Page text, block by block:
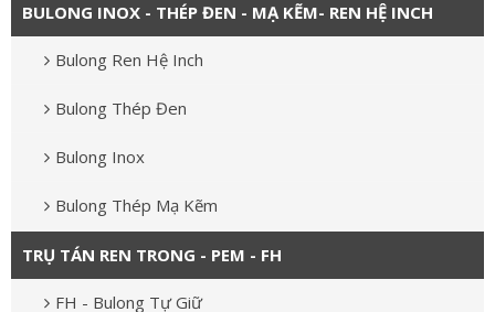
BULONG INOX - THÉP ĐEN - MẠ KẼM- REN HỆ INCH
Bulong Ren Hệ Inch
Bulong Thép Đen
Bulong Inox
Bulong Thép Mạ Kẽm
TRỤ TÁN REN TRONG - PEM - FH
FH - Bulong Tự Giữ